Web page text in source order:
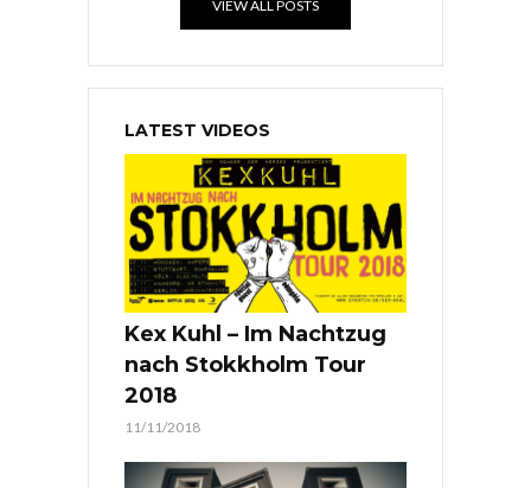
VIEW ALL POSTS
LATEST VIDEOS
Kex Kuhl – Im Nachtzug
nach Stokkholm Tour
2018
11/11/2018